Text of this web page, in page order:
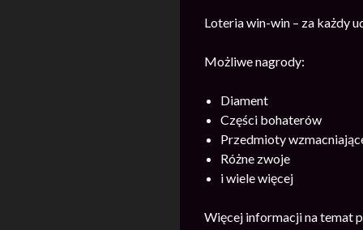
Loteria win-win – za każdy
Możliwe nagrody:
Diament
Części bohaterów
Przedmioty
Różne zwoje
i wiele więcej
Więcej informacji na temat